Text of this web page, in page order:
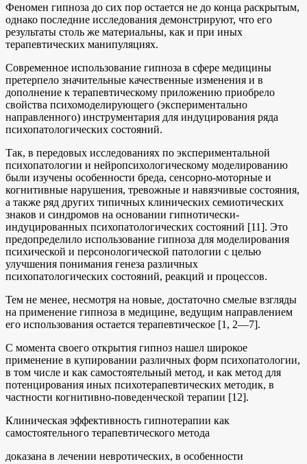
Феномен гипноза до сих пор остается не до конца раскрытым,
однако последние исследования демонстрируют, что его
результаты столь же материальны, как и при иных
терапевтических манипуляциях.
Современное использование гипноза в сфере медицины
претерпело значительные качественные изменения и в
дополнение к терапевтическому приложению приобрело
свойства психомоделирующего (экспериментально
направленного) инструментария для индуцирования ряда
психопатологических состояний.
Так, в передовых исследованиях по экспериментальной
психопатологии и нейропсихологическому моделированию
были изучены особенности бреда, сенсорно-моторные и
когнитивные нарушения, тревожные и навязчивые состояния,
а также ряд других типичных клинических семиотических
знаков и синдромов на основании гипнотически-
индуцированных психопатологических состояний [11]. Это
предопределило использование гипноза для моделирования
психической и персонологической патологии с целью
улучшения понимания генеза различных
психопатологических состояний, реакций и процессов.
Тем не менее, несмотря на новые, достаточно смелые взгляды
на применение гипноза в медицине, ведущим направлением
его использования остается терапевтическое [1, 2—7].
С момента своего открытия гипноз нашел широкое
применение в купировании различных форм психопатологии,
в том числе и как самостоятельный метод, и как метод для
потенцирования иных психотерапевтических методик, в
частности когнитивно-поведенческой терапии [12].
Клиническая эффективность гипнотерапии как
самостоятельного терапевтического метода
доказана в лечении невротических, в особенности